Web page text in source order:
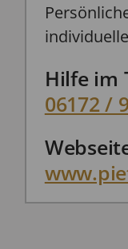
Hilfe im
06172 /